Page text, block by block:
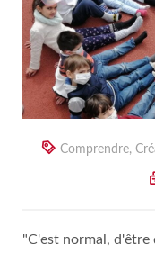
Comprendre,
"C'est normal, d'être